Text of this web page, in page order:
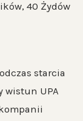
40 Żydów
starcia
wistun UPA
kompanii